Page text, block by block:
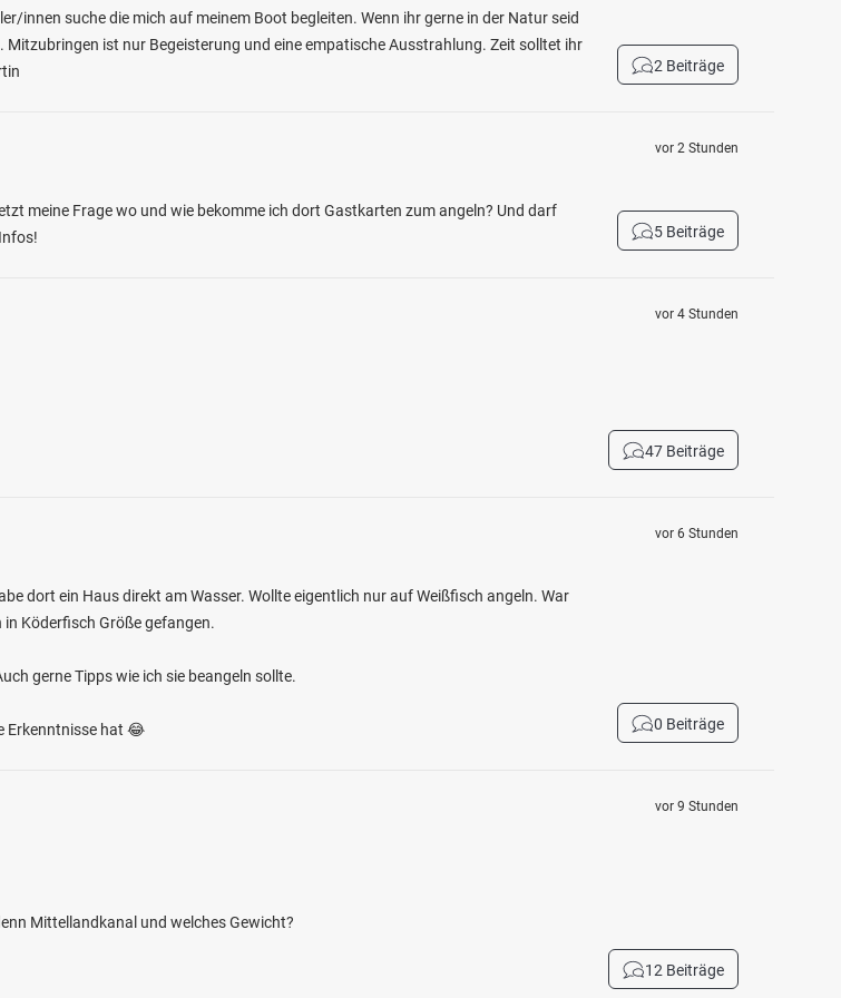
4.3
innen suche die mich auf meinem Boot begleiten. Wenn ihr gerne in der Natur seid
ist nur Begeisterung und eine empatische Ausstrahlung. Zeit solltet ihr
2 Beiträge
meine Frage wo und wie bekomme ich dort Gastkarten zum angeln? Und darf
vor 2 Stunden
5 Beiträge
vor 4 Stunden
47 Beiträge
dort ein Haus direkt am Wasser. Wollte eigentlich nur auf Weißfisch angeln. War
Köderfisch Größe gefangen.
gerne Tipps wie ich sie beangeln sollte.
Erkenntnisse hat 😂
vor 6 Stunden
0 Beiträge
Mittellandkanal und welches Gewicht?
vor 9 Stunden
12 Beiträge